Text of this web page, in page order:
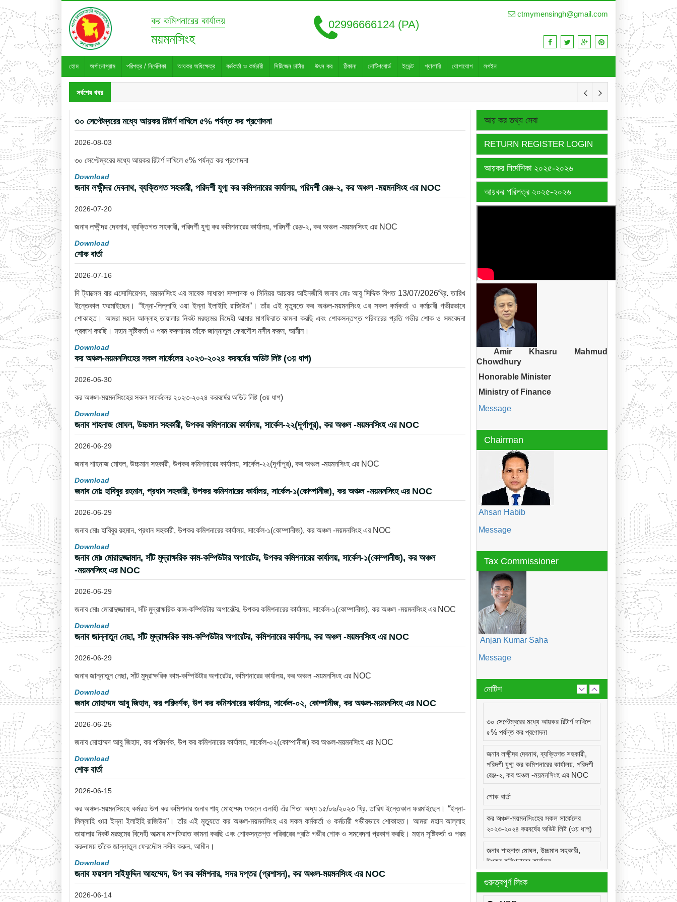
কর কমিশনারের কার্যালয়
ময়মনসিংহ
02996666124 (PA)
ctmymensingh@gmail.com
হোম অর্গানোগ্রাম পরিপত্র / নির্দেশিকা আয়কর অধিক্ষেত্র কর্মকর্তা ও কর্মচারী সিটিজেন চার্টার উৎস কর ঠিকানা নোটিশবোর্ড ইভেন্ট গ্যালারি যোগাযোগ লগইন
সর্বশেষ খবর
৩০ সেপ্টেম্বরের মধ্যে আয়কর রিটার্ণ দাখিলে ৫% পর্যন্ত কর প্রণোদনা
2026-08-03
৩০ সেপ্টেম্বরের মধ্যে আয়কর রিটার্ণ দাখিলে ৫% পর্যন্ত কর প্রণোদনা
Download
জনাব লক্ষীন্দর দেবনাথ, ব্যক্তিগত সহকারী, পরিদর্শী যুগ্ম কর কমিশনারের কার্যালয়, পরিদর্শী রেঞ্জ-২, কর অঞ্চল -ময়মনসিংহ এর NOC
2026-07-20
জনাব লক্ষীন্দর দেবনাথ, ব্যক্তিগত সহকারী, পরিদর্শী যুগ্ম কর কমিশনারের কার্যালয়, পরিদর্শী রেঞ্জ-২, কর অঞ্চল -ময়মনসিংহ এর NOC
Download
শোক বার্তা
2026-07-16
দি ট্যাক্সেস বার এসোসিয়েশন, ময়মনসিংহ এর সাবেক সাধারণ সম্পাদক ও সিনিয়র আয়কর আইনজীবি জনাব মোঃ আবু সিদ্দিক বিগত 13/07/2026খ্রি. তারিখ
ইন্তেকাল ফরমাইছেন। “ইন্না-লিল্লাহি ওয়া ইন্না ইলাইহি রাজিউন”। তাঁর এই মৃত্যুতে কর অঞ্চল-ময়মনসিংহ এর সকল কর্মকর্তা ও কর্মচারী গভীরভাবে
শোকাহত। আমরা মহান আল্লাহ তায়ালার নিকট মরহুমের বিদেহী আত্মার মাগফিরাত কামনা করছি এবং শোকসন্তপ্ত পরিবারের প্রতি গভীর শোক ও সমবেদনা
প্রকাশ করছি। মহান সৃষ্টিকর্তা ও পরম করুনাময় তাঁকে জান্নাতুল ফেরদৌস নসীব করুন, আমীন।
Download
কর অঞ্চল-ময়মনসিংহের সকল সার্কেলের ২০২৩-২০২৪ করবর্ষের অডিট লিষ্ট (৩য় ধাপ)
2026-06-30
কর অঞ্চল-ময়মনসিংহের সকল সার্কেলের ২০২৩-২০২৪ করবর্ষের অডিট লিষ্ট (৩য় ধাপ)
Download
জনাব শাহনাজ মোঘল, উচ্চমান সহকারী, উপকর কমিশনারের কার্যালয়, সার্কেল-২২(দূর্গাপুর), কর অঞ্চল -ময়মনসিংহ এর NOC
2026-06-29
জনাব শাহনাজ মোঘল, উচ্চমান সহকারী, উপকর কমিশনারের কার্যালয়, সার্কেল-২২(দূর্গাপুর), কর অঞ্চল -ময়মনসিংহ এর NOC
Download
জনাব মোঃ হাবিবুর রহমান, প্রধান সহকারী, উপকর কমিশনারের কার্যালয়, সার্কেল-১(কোম্পানীজ), কর অঞ্চল -ময়মনসিংহ এর NOC
2026-06-29
জনাব মোঃ হাবিবুর রহমান, প্রধান সহকারী, উপকর কমিশনারের কার্যালয়, সার্কেল-১(কোম্পানীজ), কর অঞ্চল -ময়মনসিংহ এর NOC
Download
জনাব মোঃ মোরাদুজ্জামান, সাঁট মুদ্রাক্ষরিক কাম-কম্পিউটার অপারেটর, উপকর কমিশনারের কার্যালয়, সার্কেল-১(কোম্পানীজ), কর অঞ্চল
-ময়মনসিংহ এর NOC
2026-06-29
জনাব মোঃ মোরাদুজ্জামান, সাঁট মুদ্রাক্ষরিক কাম-কম্পিউটার অপারেটর, উপকর কমিশনারের কার্যালয়, সার্কেল-১(কোম্পানীজ), কর অঞ্চল -ময়মনসিংহ এর NOC
Download
জনাব জান্নাতুন নেছা, সাঁট মুদ্রাক্ষরিক কাম-কম্পিউটার অপারেটর, কমিশনারের কার্যালয়, কর অঞ্চল -ময়মনসিংহ এর NOC
2026-06-29
জনাব জান্নাতুন নেছা, সাঁট মুদ্রাক্ষরিক কাম-কম্পিউটার অপারেটর, কমিশনারের কার্যালয়, কর অঞ্চল -ময়মনসিংহ এর NOC
Download
জনাব মোহাম্মদ আবু জিহাদ, কর পরিদর্শক, উপ কর কমিশনারের কার্যালয়, সার্কেল-০২, কোম্পানীজ, কর অঞ্চল-ময়মনসিংহ এর NOC
2026-06-25
জনাব মোহাম্মদ আবু জিহাদ, কর পরিদর্শক, উপ কর কমিশনারের কার্যালয়, সার্কেল-০২(কোম্পানীজ) কর অঞ্চল-ময়মনসিংহ এর NOC
Download
শোক বার্তা
2026-06-15
কর অঞ্চল-ময়মনসিংহে কর্মরত উপ কর কমিশনার জনাব শাহ্ মোহাম্মদ ফজলে এলাহী এঁর পিতা অদ্য ১৫/০৬/২০২৩ খ্রি. তারিখ ইন্তেকাল ফরমাইছেন। “ইন্না-
লিল্লাহি ওয়া ইন্না ইলাইহি রাজিউন”। তাঁর এই মৃত্যুতে কর অঞ্চল-ময়মনসিংহ এর সকল কর্মকর্তা ও কর্মচারী গভীরভাবে শোকাহত। আমরা মহান আল্লাহ
তায়ালার নিকট মরহুমের বিদেহী আত্মার মাগফিরাত কামনা করছি এবং শোকসন্তপ্ত পরিবারের প্রতি গভীর শোক ও সমবেদনা প্রকাশ করছি। মহান সৃষ্টিকর্তা ও পরম
করুনাময় তাঁকে জান্নাতুল ফেরদৌস নসীব করুন, আমীন।
Download
জনাব ফয়সাল সাইফুদ্দিন আহম্মেদ, উপ কর কমিশনার, সদর দপ্তর (প্রশাসন), কর অঞ্চল-ময়মনসিংহ এর NOC
2026-06-14
আয় কর তথ্য সেবা
RETURN REGISTER LOGIN
আয়কর নির্দেশিকা ২০২৫-২০২৬
আয়কর পরিপত্র ২০২৫-২০২৬
Amir Khasru Mahmud
Chowdhury
Honorable Minister
Ministry of Finance
Message
Chairman
Ahsan Habib
Message
Tax Commissioner
Anjan Kumar Saha
Message
নোটিশ
৩০ সেপ্টেম্বরের মধ্যে আয়কর রিটার্ণ দাখিলে
৫% পর্যন্ত কর প্রণোদনা
জনাব লক্ষীন্দর দেবনাথ, ব্যক্তিগত সহকারী,
পরিদর্শী যুগ্ম কর কমিশনারের কার্যালয়, পরিদর্শী
রেঞ্জ-২, কর অঞ্চল -ময়মনসিংহ এর NOC
শোক বার্তা
কর অঞ্চল-ময়মনসিংহের সকল সার্কেলের
২০২৩-২০২৪ করবর্ষের অডিট লিষ্ট (৩য় ধাপ)
জনাব শাহনাজ মোঘল, উচ্চমান সহকারী,
উপকর কমিশনারের কার্যালয়,
সার্কেল-২২(দূর্গাপুর), কর অঞ্চল -ময়মনসিংহ
এর NOC
গুরুত্বপূর্ণ লিংক